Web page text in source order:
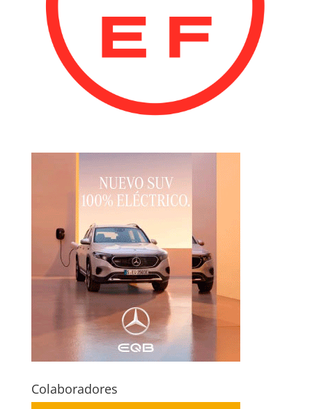
Colaboradores